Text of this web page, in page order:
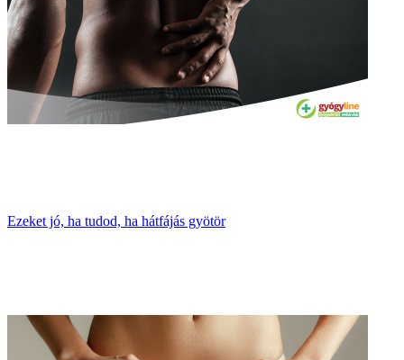
Ezeket jó, ha tudod, ha hátfájás gyötör